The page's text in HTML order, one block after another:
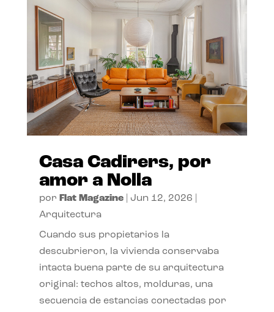
Casa Cadirers, por
amor a Nolla
por Flat Magazine| Jun 12, 2026
Arquitectura
Cuando sus propietarios la
descubrieron, la vivienda conservaba
intacta buena parte de su arquitectura
original: techos altos, molduras, una
secuencia de estancias conectadas por